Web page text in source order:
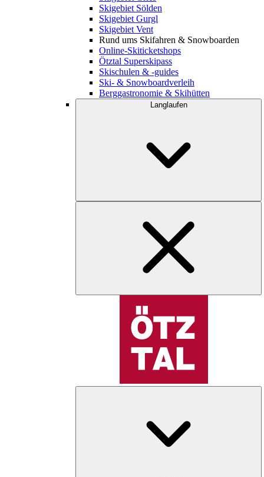
Skigebiet Sölden
Skigebiet Gurgl
Skigebiet Vent
Rund ums Skifahren & Snowboarden
Online-Skiticketshops
Ötztal Superskipass
Skischulen & -guides
Ski- & Snowboardverleih
Berggastronomie & Skihütten
Langlaufen